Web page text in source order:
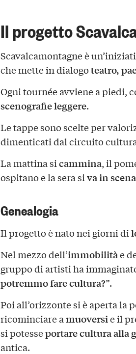
Il progetto
Scavalcamontagne è
che mette in dialogoteatro,
Ogni tournée avviene a piedi,
scenografie leggere.
Le tappe sono scelte per
dimenticati dal circuito
La mattina sicammina, il
ospitano e la sera siva in scena
Genealogia
Il progetto è nato nei giorni di
Nel mezzo dell’immobilitàe
gruppo di artisti ha
potremmo fare cultura?”.
Poi all’orizzonte si è aperta
ricominciare amuoversie il
si potesseportare cultura alla
antica.